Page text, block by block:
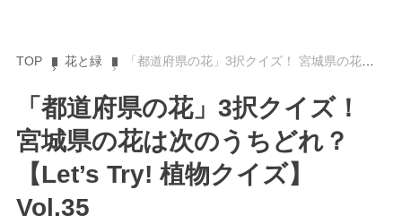
TOP 花と緑 「都道府県の花」3択クイズ！ 宮城県の花は次のうちどれ？【Let’s Try! 植物クイズ】Vol.35
「都道府県の花」3択クイズ！
宮城県の花は次のうちどれ？
【Let’s Try! 植物クイズ】
Vol.35